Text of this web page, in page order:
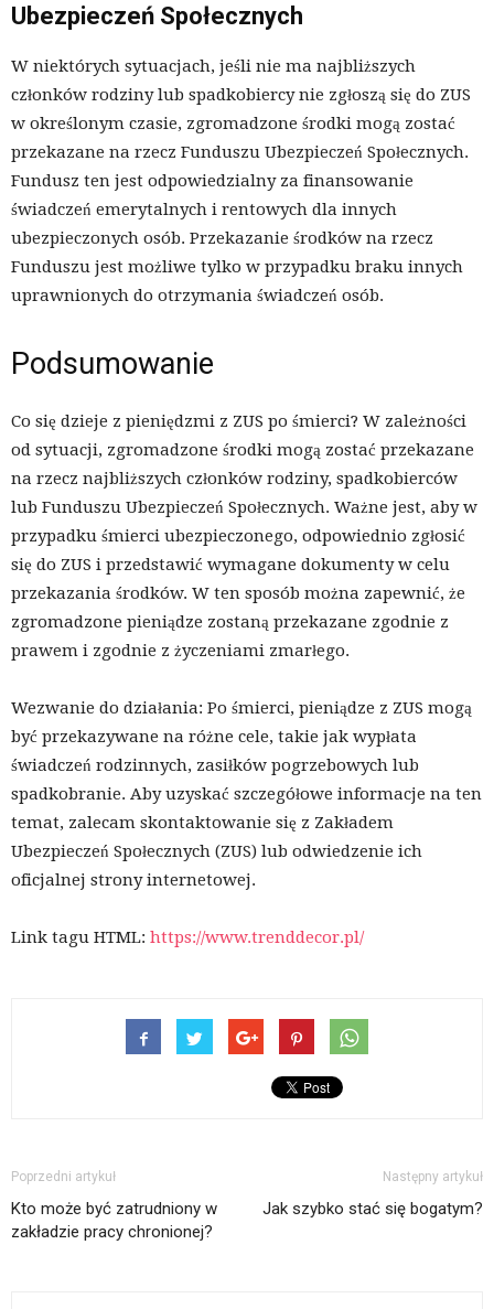
Ubezpieczeń Społecznych
W niektórych sytuacjach, jeśli nie ma najbliższych
członków rodziny lub spadkobiercy nie zgłoszą się do ZUS
w określonym czasie, zgromadzone środki mogą zostać
przekazane na rzecz Funduszu Ubezpieczeń Społecznych.
Fundusz ten jest odpowiedzialny za finansowanie
świadczeń emerytalnych i rentowych dla innych
ubezpieczonych osób. Przekazanie środków na rzecz
Funduszu jest możliwe tylko w przypadku braku innych
uprawnionych do otrzymania świadczeń osób.
Podsumowanie
Co się dzieje z pieniędzmi z ZUS po śmierci? W zależności
od sytuacji, zgromadzone środki mogą zostać przekazane
na rzecz najbliższych członków rodziny, spadkobierców
lub Funduszu Ubezpieczeń Społecznych. Ważne jest, aby w
przypadku śmierci ubezpieczonego, odpowiednio zgłosić
się do ZUS i przedstawić wymagane dokumenty w celu
przekazania środków. W ten sposób można zapewnić, że
zgromadzone pieniądze zostaną przekazane zgodnie z
prawem i zgodnie z życzeniami zmarłego.
Wezwanie do działania: Po śmierci, pieniądze z ZUS mogą
być przekazywane na różne cele, takie jak wypłata
świadczeń rodzinnych, zasiłków pogrzebowych lub
spadkobranie. Aby uzyskać szczegółowe informacje na ten
temat, zalecam skontaktowanie się z Zakładem
Ubezpieczeń Społecznych (ZUS) lub odwiedzenie ich
oficjalnej strony internetowej.
Link tagu HTML: https://www.trenddecor.pl/
Poprzedni artykuł
Kto może być zatrudniony w
zakładzie pracy chronionej?
Następny artykuł
Jak szybko stać się bogatym?